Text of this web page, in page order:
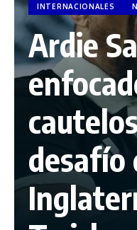
INTERNACIONALES
Ardie
desafío